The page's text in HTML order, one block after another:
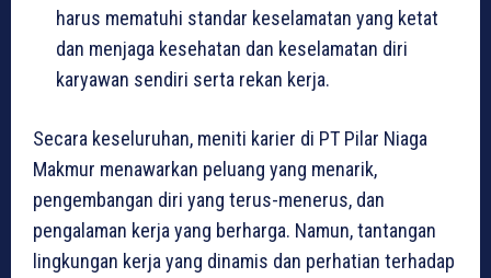
harus mematuhi standar keselamatan yang ketat
dan menjaga kesehatan dan keselamatan diri
karyawan sendiri serta rekan kerja.
Secara keseluruhan, meniti karier di PT Pilar Niaga
Makmur menawarkan peluang yang menarik,
pengembangan diri yang terus-menerus, dan
pengalaman kerja yang berharga. Namun, tantangan
lingkungan kerja yang dinamis dan perhatian terhadap